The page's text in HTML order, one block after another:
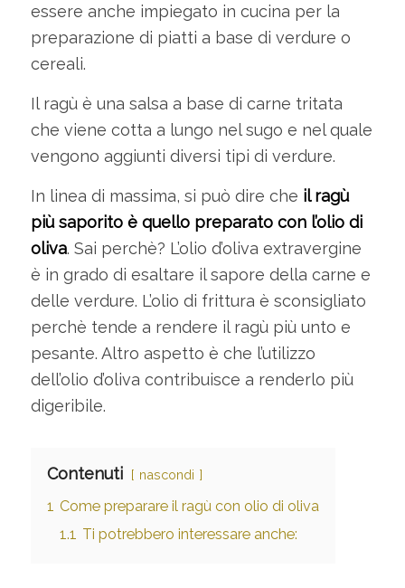
essere anche impiegato in cucina per la
preparazione di piatti a base di verdure o
cereali.
Il ragù è una salsa a base di carne tritata
che viene cotta a lungo nel sugo e nel quale
vengono aggiunti diversi tipi di verdure.
In linea di massima, si può dire che il ragù
più saporito è quello preparato con l’olio di
oliva. Sai perchè? L’olio d’oliva extravergine
è in grado di esaltare il sapore della carne e
delle verdure. L’olio di frittura è sconsigliato
perchè tende a rendere il ragù più unto e
pesante. Altro aspetto è che l’utilizzo
dell’olio d’oliva contribuisce a renderlo più
digeribile.
Contenuti nascondi
1 Come preparare il ragù con olio di oliva
1.1 Ti potrebbero interessare anche: